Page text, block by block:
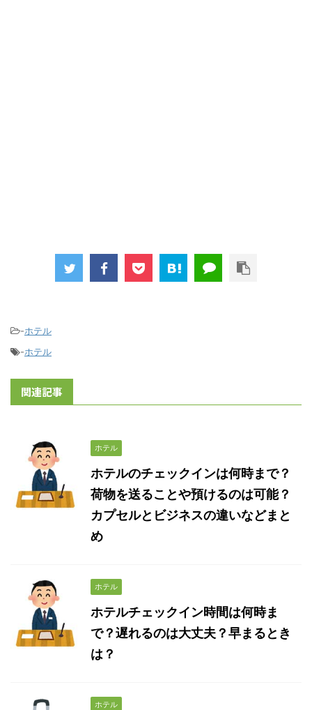
-ホテル
-ホテル
関連記事
ホテル
ホテルのチェックインは何時まで？
荷物を送ることや預けるのは可能？
カプセルとビジネスの違いなどまと
め
ホテル
ホテルチェックイン時間は何時ま
で？遅れるのは大丈夫？早まるとき
は？
ホテル